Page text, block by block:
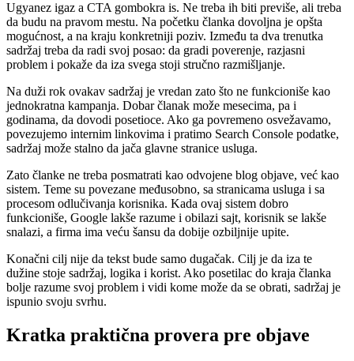
Ugyanez igaz a CTA gombokra is. Ne treba ih biti previše, ali treba
da budu na pravom mestu. Na početku članka dovoljna je opšta
mogućnost, a na kraju konkretniji poziv. Između ta dva trenutka
sadržaj treba da radi svoj posao: da gradi poverenje, razjasni
problem i pokaže da iza svega stoji stručno razmišljanje.
Na duži rok ovakav sadržaj je vredan zato što ne funkcioniše kao
jednokratna kampanja. Dobar članak može mesecima, pa i
godinama, da dovodi posetioce. Ako ga povremeno osvežavamo,
povezujemo internim linkovima i pratimo Search Console podatke,
sadržaj može stalno da jača glavne stranice usluga.
Zato članke ne treba posmatrati kao odvojene blog objave, već kao
sistem. Teme su povezane međusobno, sa stranicama usluga i sa
procesom odlučivanja korisnika. Kada ovaj sistem dobro
funkcioniše, Google lakše razume i obilazi sajt, korisnik se lakše
snalazi, a firma ima veću šansu da dobije ozbiljnije upite.
Konačni cilj nije da tekst bude samo dugačak. Cilj je da iza te
dužine stoje sadržaj, logika i korist. Ako posetilac do kraja članka
bolje razume svoj problem i vidi kome može da se obrati, sadržaj je
ispunio svoju svrhu.
Kratka praktična provera pre objave